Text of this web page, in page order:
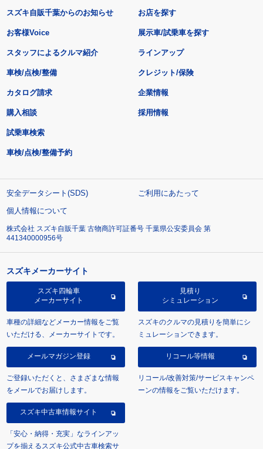
スズキ自販千葉からのお知らせ
お客様Voice
スタッフによるクルマ紹介
お店を探す
展示車/試乗車を探す
ラインアップ
車検/点検/整備 クレジット/保険
カタログ請求
購入相談
試乗車検索
車検/点検/整備予約
企業情報
採用情報
安全データシート(SDS)
ご利用にあたって
個人情報について
株式会社 スズキ自販千葉 古物商許可証番号 千葉県公安委員会 第
441340000956号
スズキメーカーサイト
スズキ四輪車
メーカーサイト
車種の詳細などメーカー情報をご覧
いただける、メーカーサイトです。
見積り
シミュレーション
スズキのクルマの見積りを簡単にシ
ミュレーションできます。
メールマガジン登録
ご登録いただくと、さまざまな情報
をメールでお届けします。
リコール等情報
リコール/改善対策/サービスキャンペ
ーンの情報をご覧いただけます。
スズキ中古車情報サイト
「安心・納得・充実」なラインアッ
プを揃えるスズキ公式中古車検索サ